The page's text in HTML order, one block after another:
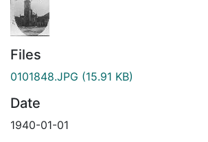
Files
0101848.JPG (15.91 KB)
Date
1940-01-01